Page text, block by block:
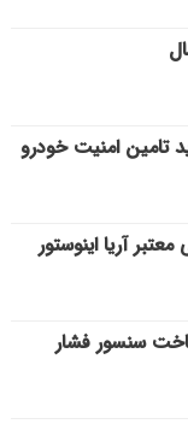
امنیت خودرو
آریا اینوستور
سنسور فشار